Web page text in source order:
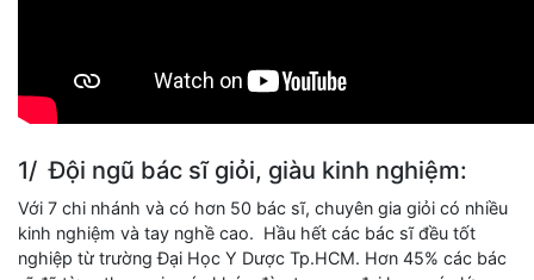
1/ Đội ngũ bác sĩ giỏi, giàu kinh nghiệm:
Với 7 chi nhánh và có hơn 50 bác sĩ, chuyên gia giỏi có nhiều
kinh nghiệm và tay nghề cao. Hầu hết các bác sĩ đều tốt
nghiệp từ trường Đại Học Y Dược Tp.HCM. Hơn 45% các bác